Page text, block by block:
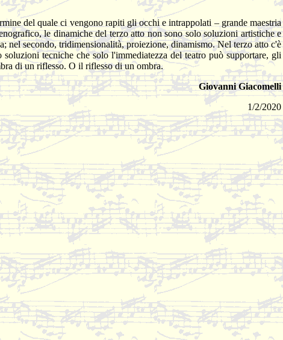
del quale ci vengono rapiti gli occhi e intrappolati – grande maestria
le dinamiche del terzo atto non sono solo soluzioni artistiche e
nel secondo, tridimensionalità, proiezione, dinamismo. Nel terzo atto c'è
tecniche che solo l'immediatezza del teatro può supportare, gli
di un riflesso. O il riflesso di un ombra.
Giovanni Giacomelli
1/2/2020